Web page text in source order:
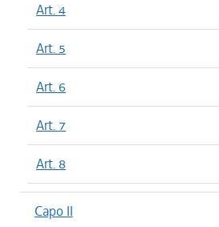
Art. 4
Art. 5
Art. 6
Art. 7
Art. 8
Capo II